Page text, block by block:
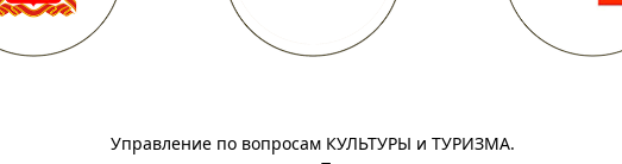
Управление по вопросам КУЛЬТУРЫ и ТУРИЗМА.